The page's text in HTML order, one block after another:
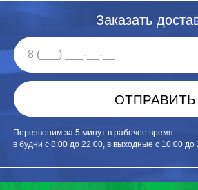
Заказать
ОТПРАВИТЬ
Перезвоним за 5 минут в рабочее время
в будни с 8:00 до 22:00, в выходные с 10:00 до